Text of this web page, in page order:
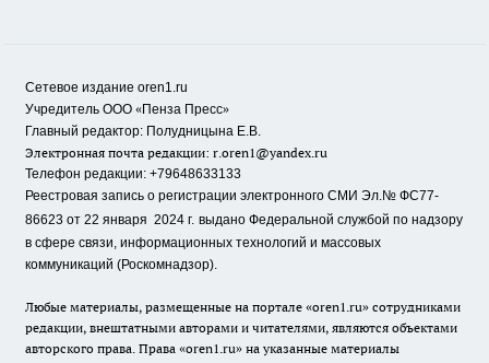
Сетевое издание oren1.ru
Учредитель ООО «Пенза Пресс»
Главный редактор: Полудницына Е.В.
Электронная почта редакции: r.oren1@yandex.ru
Телефон редакции: +79648633133
Реестровая запись о регистрации электронного СМИ Эл.№ ФС77-
86623 от 22 января 2024 г. выдано Федеральной службой по надзору
в сфере связи, информационных технологий и массовых
коммуникаций (Роскомнадзор).
Любые материалы, размещенные на портале «oren1.ru» сотрудниками
редакции, внештатными авторами и читателями, являются объектами
авторского права. Права «oren1.ru» на указанные материалы